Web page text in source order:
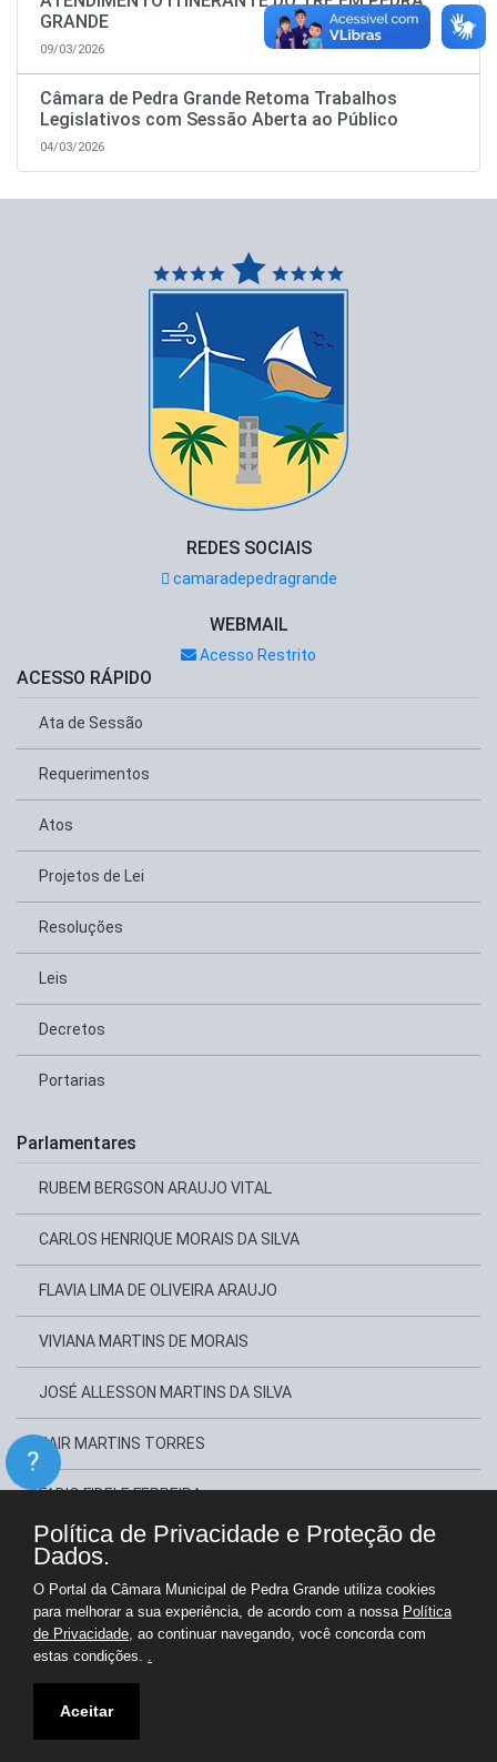
?
GRANDE
09/03/2026
Câmara de Pedra Grande Retoma Trabalhos
Legislativos com Sessão Aberta ao Público
04/03/2026
REDES SOCIAIS
camaradepedragrande
WEBMAIL
Acesso Restrito
ACESSO RÁPIDO
Ata de Sessão
Requerimentos
Atos
Projetos de Lei
Resoluções
Leis
Decretos
Portarias
Parlamentares
RUBEM BERGSON ARAUJO VITAL
CARLOS HENRIQUE MORAIS DA SILVA
FLAVIA LIMA DE OLIVEIRA ARAUJO
VIVIANA MARTINS DE MORAIS
JOSÉ ALLESSON MARTINS DA SILVA
JAIR MARTINS TORRES
FABIO FIDELE FERREIRA
MADSON EREK XAVIER BEZERRA
DAYVSON RANGEL MACEDO LOPES
Copyright © Câmara Municipal de Pedra Grande - Gestão 2025-2028
Política de Privacidade e Proteção de
Dados.
O Portal da Câmara Municipal de Pedra Grande utiliza cookies
para melhorar a sua experiência, de acordo com a nossa Política
de Privacidade, ao continuar navegando, você concorda com
estas condições. .
Aceitar